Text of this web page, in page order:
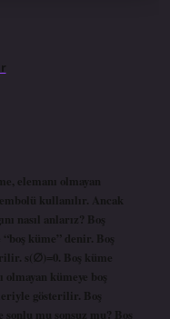
elemanı olmayan
kullanılır. Ancak
nasıl anlarız? Boş
küme” denir. Boş
s(∅)=0. Boş küme
olmayan kümeye boş
gösterilir. Boş
sonlu mu sonsuz mu? Boş